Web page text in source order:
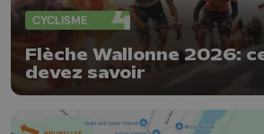
CYCLISME
Flèche Wallonne 2026:
devez savoir